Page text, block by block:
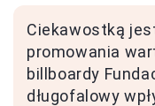
Ciekawostką
promowania
billboardy
długofalowy